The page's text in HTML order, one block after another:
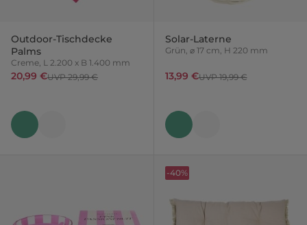
Outdoor-Tischdecke
Palms
Creme, L 2.200 x B 1.400 mm
20,99 €UVP 29,99 €
Solar-Laterne
Grün, ⌀ 17 cm, H 220 mm
13,99 €UVP 19,99 €
-40%